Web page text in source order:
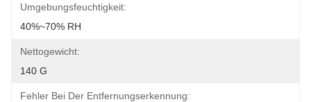
Umgebungsfeuchtigkeit:
40%~70% RH
Nettogewicht:
140 G
Fehler Bei Der Entfernungserkennung: